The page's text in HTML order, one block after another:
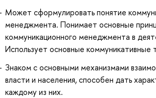
Может сформулировать понятие
менеджмента. Понимает основные
коммуникационного менеджмента в
Использует основные коммуникативные
Знаком с основными механизмами
власти и населения, способен дать
каждому из них.